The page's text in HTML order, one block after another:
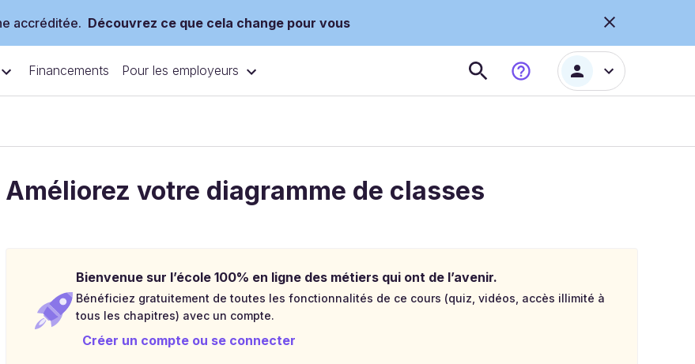
accréditée. Découvrez ce que cela change pour vous
Financements Pour les employeurs
Améliorez votre diagramme de classes
Bienvenue sur l’école 100% en ligne des métiers qui ont de l’avenir.
Bénéficiez gratuitement de toutes les fonctionnalités de ce cours (quiz, vidéos, accès illimité à
tous les chapitres) avec un compte.
Créer un compte ou se connecter